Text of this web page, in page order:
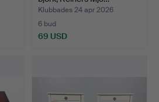
Klubbades 24 apr 2026
6 bud
69 USD